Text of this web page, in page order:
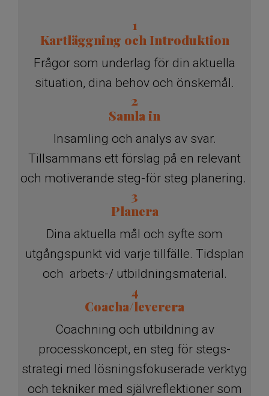
​​​​​​​1
Kartläggning och Introduktion
Frågor som underlag för din aktuella
situation, dina behov och önskemål.
2
Samla in
Insamling och analys av svar.
Tillsammans ett förslag på en relevant
och motiverande steg-för steg planering.
3
Planera
Dina aktuella mål och syfte som
utgångspunkt vid varje tillfälle. Tidsplan
och arbets-/ utbildningsmaterial.
4
Coacha/leverera
Coachning och utbildning av
processkoncept, en steg för stegs-
strategi med lösningsfokuserade verktyg
och tekniker med självreflektioner som